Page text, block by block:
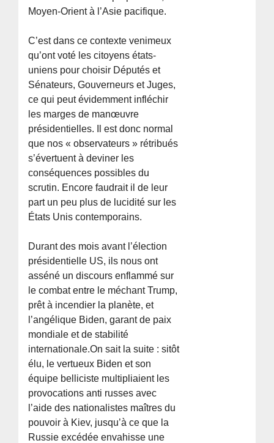
Moyen-Orient à l’Asie pacifique.
C’est dans ce contexte venimeux
qu’ont voté les citoyens états-
uniens pour choisir Députés et
Sénateurs, Gouverneurs et Juges,
ce qui peut évidemment infléchir
les marges de manœuvre
présidentielles. Il est donc normal
que nos « observateurs » rétribués
s’évertuent à deviner les
conséquences possibles du
scrutin. Encore faudrait il de leur
part un peu plus de lucidité sur les
États Unis contemporains.
Durant des mois avant l’élection
présidentielle US, ils nous ont
asséné un discours enflammé sur
le combat entre le méchant Trump,
prêt à incendier la planète, et
l’angélique Biden, garant de paix
mondiale et de stabilité
internationale.On sait la suite : sitôt
élu, le vertueux Biden et son
équipe belliciste multipliaient les
provocations anti russes avec
l’aide des nationalistes maîtres du
pouvoir à Kiev, jusqu’à ce que la
Russie excédée envahisse une